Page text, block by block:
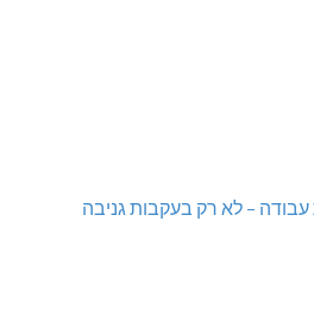
עבודה – לא רק בעקבות גניבה